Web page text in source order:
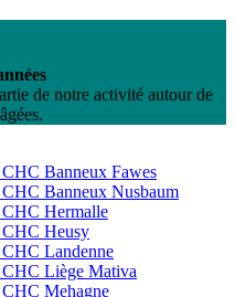
de notre activité autour de
CHC Banneux Fawes
CHC Banneux Nusbaum
CHC Hermalle
CHC Heusy
CHC Landenne
CHC Liège Mativa
CHC Mehagne